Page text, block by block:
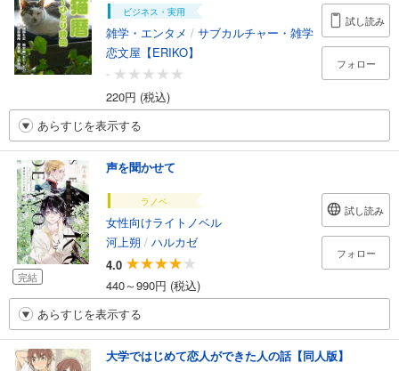
ビジネス・実用
雑学・エンタメ / サブカルチャー・雑学
恋文屋【ERIKO】
-
220円 (税込)
試し読み
フォロー
あらすじを表示する
完結
声を聞かせて
ラノベ
女性向けライトノベル
河上朔 / ハルカゼ
4.0
440～990円 (税込)
試し読み
フォロー
あらすじを表示する
大学ではじめて恋人ができた人の話【同人版】